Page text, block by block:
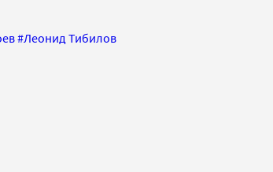
#Леонид Тибилов